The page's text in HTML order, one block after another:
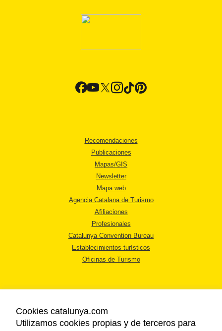
Recomendaciones
Publicaciones
Mapas/GIS
Newsletter
Mapa web
Agencia Catalana de Turismo
Afiliaciones
Profesionales
Catalunya Convention Bureau
Establecimientos turísticos
Oficinas de Turismo
AVISO LEGAL
Cookies catalunya.com
Utilizamos cookies propias y de terceros para